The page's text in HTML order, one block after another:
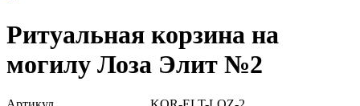
Ритуальная корзина на
могилу Лоза Элит №2